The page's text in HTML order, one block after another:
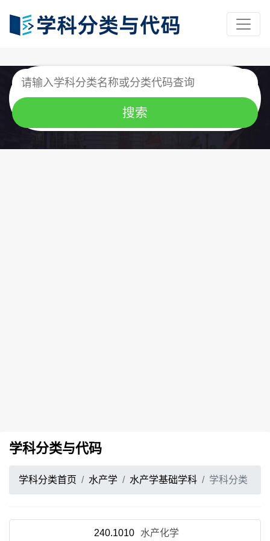
学科分类与代码
学科分类首页 水产学 水产学基础学科 学科分类
240.1010 水产化学